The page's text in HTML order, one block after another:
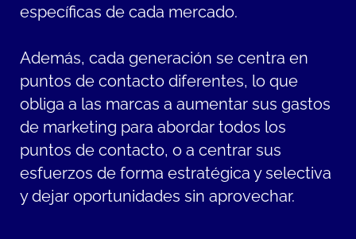
específicas de cada mercado.
Además, cada generación se centra en
puntos de contacto diferentes, lo que
obliga a las marcas a aumentar sus gastos
de marketing para abordar todos los
puntos de contacto, o a centrar sus
esfuerzos de forma estratégica y selectiva
y dejar oportunidades sin aprovechar.